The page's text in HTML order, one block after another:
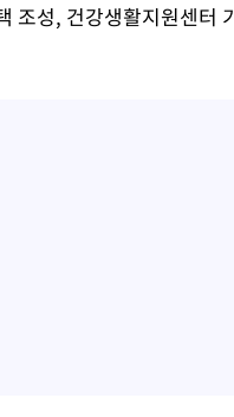
조성, 건강생활지원센터